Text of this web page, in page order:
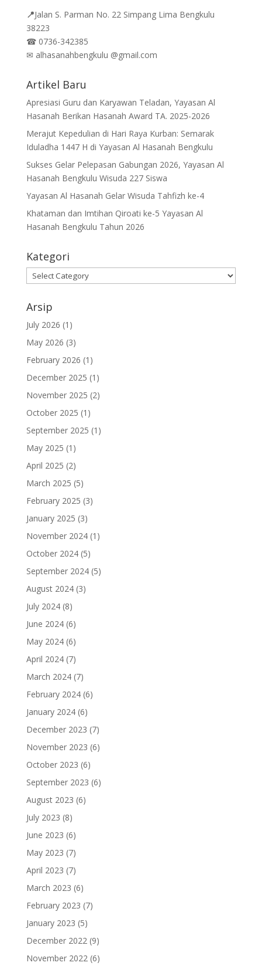
📍Jalan S. Parman No. 22 Simpang Lima Bengkulu
38223
☎0736-342385
✉ alhasanahbengkulu @gmail.com
Artikel Baru
Apresiasi Guru dan Karyawan Teladan, Yayasan Al
Hasanah Berikan Hasanah Award TA. 2025-2026
Merajut Kepedulian di Hari Raya Kurban: Semarak
Iduladha 1447 H di Yayasan Al Hasanah Bengkulu
Sukses Gelar Pelepasan Gabungan 2026, Yayasan Al
Hasanah Bengkulu Wisuda 227 Siswa
Yayasan Al Hasanah Gelar Wisuda Tahfizh ke-4
Khataman dan Imtihan Qiroati ke-5 Yayasan Al
Hasanah Bengkulu Tahun 2026
Kategori
Kategori
Arsip
July 2026 (1)
May 2026 (3)
February 2026 (1)
December 2025 (1)
November 2025 (2)
October 2025 (1)
September 2025 (1)
May 2025 (1)
April 2025 (2)
March 2025 (5)
February 2025 (3)
January 2025 (3)
November 2024(1)
October 2024(5)
September 2024(5)
August 2024(3)
July 2024(8)
June 2024(6)
May 2024(6)
April 2024(7)
March 2024(7)
February 2024(6)
January 2024(6)
December 2023 (7)
November 2023 (6)
October 2023 (6)
September 2023 (6)
August 2023 (6)
July 2023 (8)
June 2023 (6)
May 2023 (7)
April 2023 (7)
March 2023 (6)
February 2023 (7)
January 2023 (5)
December 2022 (9)
November 2022 (6)